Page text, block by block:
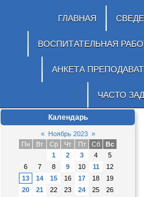
ГЛАВНАЯ
ВОСПИТАТЕЛЬНАЯ
АНКЕТА
ЧАСТО
Календарь
« Ноябрь 2023 »
Пн
Вт Ср Чт Пт Сб
Вс
1
2 3 4
5
6
7 8 9 10 11
12
13
14 15 16 17 18
19
20
21 22 23 24 25
26